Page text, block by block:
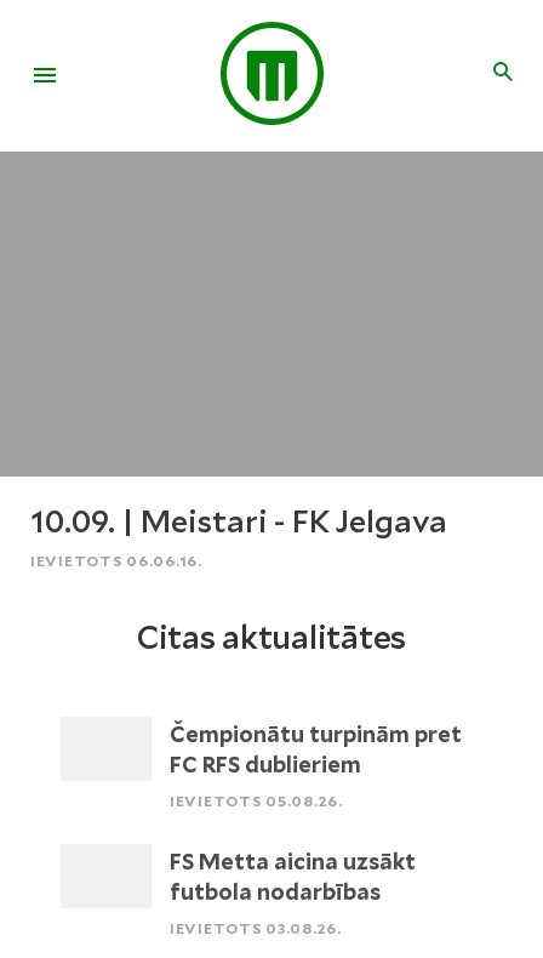
10.09. | Meistari - FK Jelgava
IEVIETOTS 06.06.16.
Citas aktualitātes
Čempionātu turpinām pret
FC RFS dublieriem
IEVIETOTS 05.08.26.
FS Metta aicina uzsākt
futbola nodarbības
IEVIETOTS 03.08.26.